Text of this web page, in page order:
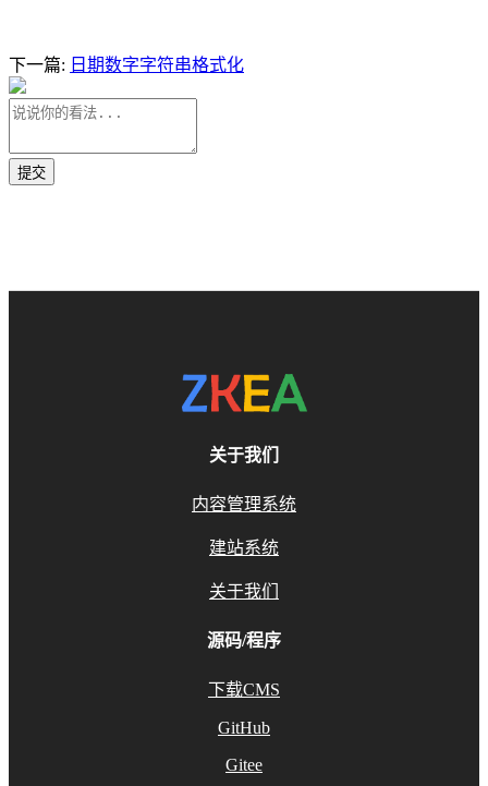
下一篇: 日期数字字符串格式化
关于我们
内容管理系统
建站系统
关于我们
源码/程序
下载CMS
GitHub
Gitee